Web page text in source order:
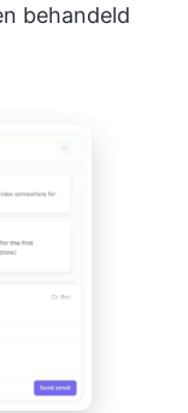
behandeld